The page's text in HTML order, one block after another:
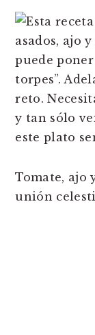
Tomate, ajo
unión